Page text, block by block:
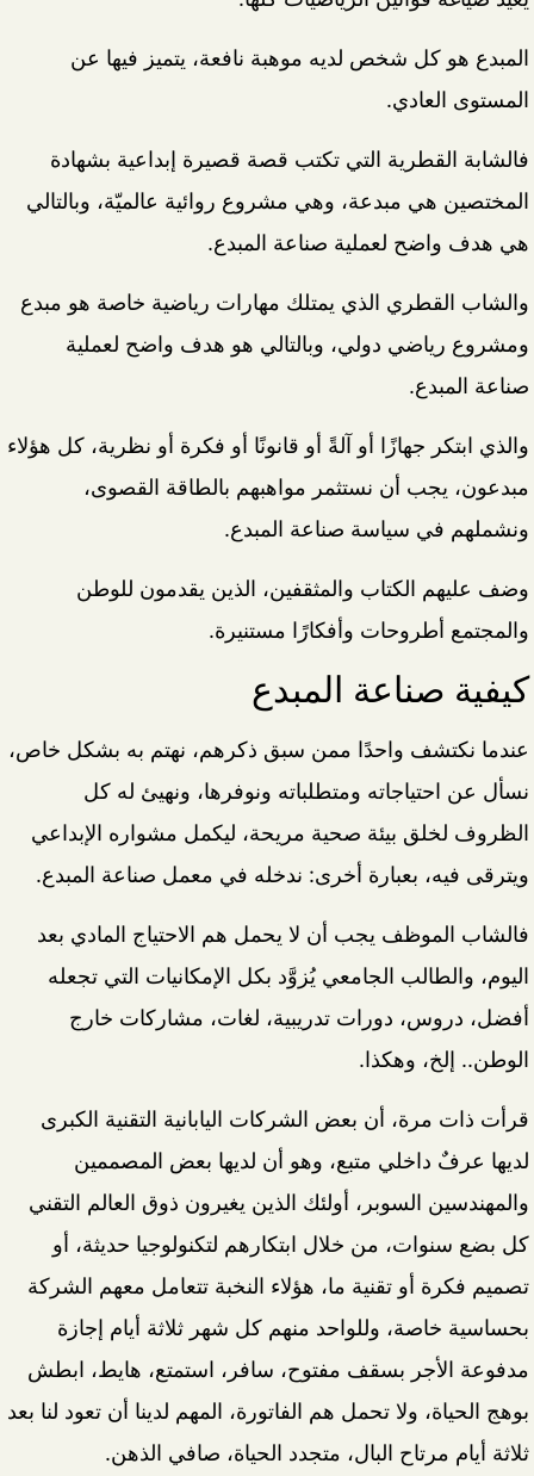
المبدع هو كل شخص لديه موهبة نافعة، يتميز فيها عن
المستوى العادي.
فالشابة القطرية التي تكتب قصة قصيرة إبداعية بشهادة
المختصين هي مبدعة، وهي مشروع روائية عالميّة، وبالتالي
هي هدف واضح لعملية صناعة المبدع.
والشاب القطري الذي يمتلك مهارات رياضية خاصة هو مبدع
ومشروع رياضي دولي، وبالتالي هو هدف واضح لعملية
صناعة المبدع.
والذي ابتكر جهازًا أو آلةً أو قانونًا أو فكرة أو نظرية، كل هؤلاء
مبدعون، يجب أن نستثمر مواهبهم بالطاقة القصوى،
ونشملهم في سياسة صناعة المبدع.
وضف عليهم الكتاب والمثقفين، الذين يقدمون للوطن
والمجتمع أطروحات وأفكارًا مستنيرة.
كيفية صناعة المبدع
عندما نكتشف واحدًا ممن سبق ذكرهم، نهتم به بشكل خاص،
نسأل عن احتياجاته ومتطلباته ونوفرها، ونهيئ له كل
الظروف لخلق بيئة صحية مريحة، ليكمل مشواره الإبداعي
ويترقى فيه، بعبارة أخرى: ندخله في معمل صناعة المبدع.
فالشاب الموظف يجب أن لا يحمل هم الاحتياج المادي بعد
اليوم، والطالب الجامعي يُزوَّد بكل الإمكانيات التي تجعله
أفضل، دروس، دورات تدريبية، لغات، مشاركات خارج
الوطن.. إلخ، وهكذا.
قرأت ذات مرة، أن بعض الشركات اليابانية التقنية الكبرى
لديها عرفٌ داخلي متبع، وهو أن لديها بعض المصممين
والمهندسين السوبر، أولئك الذين يغيرون ذوق العالم التقني
كل بضع سنوات، من خلال ابتكارهم لتكنولوجيا حديثة، أو
تصميم فكرة أو تقنية ما، هؤلاء النخبة تتعامل معهم الشركة
بحساسية خاصة، وللواحد منهم كل شهر ثلاثة أيام إجازة
مدفوعة الأجر بسقف مفتوح، سافر، استمتع، هايط، ابطش
بوهج الحياة، ولا تحمل هم الفاتورة، المهم لدينا أن تعود لنا بعد
ثلاثة أيام مرتاح البال، متجدد الحياة، صافي الذهن.